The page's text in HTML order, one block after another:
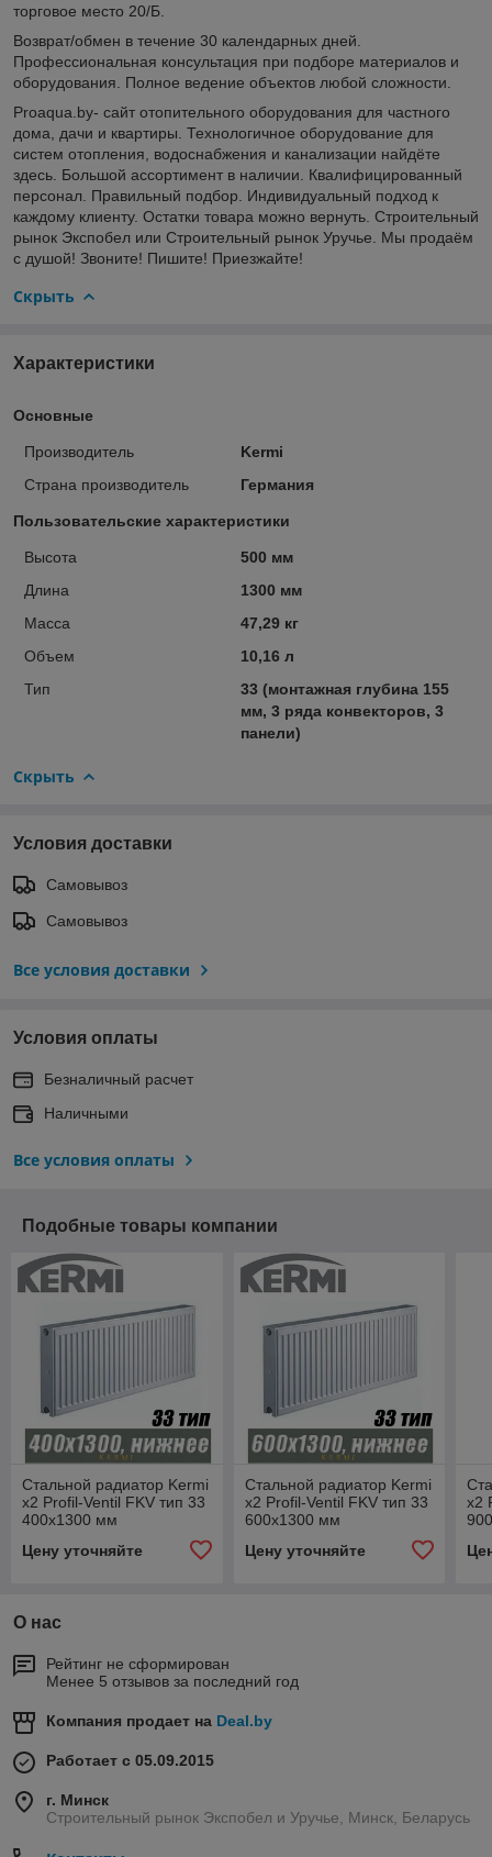
торговое место 20/Б.
Возврат/обмен в течение 30 календарных дней.
Профессиональная консультация при подборе материалов и
оборудования. Полное ведение объектов любой сложности.
Proaqua.by- сайт отопительного оборудования для частного
дома, дачи и квартиры. Технологичное оборудование для
систем отопления, водоснабжения и канализации найдёте
здесь. Большой ассортимент в наличии. Квалифицированный
персонал. Правильный подбор. Индивидуальный подход к
каждому клиенту. Остатки товара можно вернуть. Строительный
рынок Экспобел или Строительный рынок Уручье. Мы продаём
с душой! Звоните! Пишите! Приезжайте!
Скрыть
Характеристики
Основные
Производитель
Kermi
Страна производитель
Германия
Пользовательские характеристики
Высота
500 мм
Длина
1300 мм
Масса
47,29 кг
Объем
10,16 л
Тип
33 (монтажная глубина 155
мм, 3 ряда конвекторов, 3
панели)
Скрыть
Условия доставки
Самовывоз
Самовывоз
Все условия доставки
Условия оплаты
Безналичный расчет
Наличными
Все условия оплаты
Подобные товары компании
Стальной радиатор Kermi
x2 Profil-Ventil FKV тип 33
400x1300 мм
Цену уточняйте
Стальной радиатор Kermi
x2 Profil-Ventil FKV тип 33
600x1300 мм
Цену уточняйте
x2
О нас
Рейтинг не сформирован
Менее 5 отзывов за последний год
Компания продает на Deal.by
Работает с 05.09.2015
г. Минск
Строительный рынок Экспобел и Уручье, Минск, Беларусь